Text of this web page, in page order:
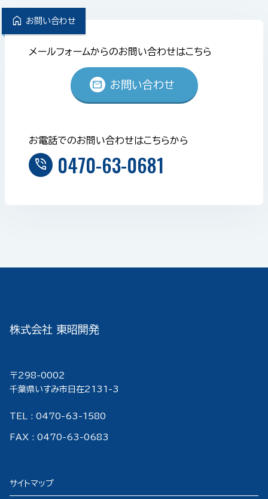
home お問い合わせ
メールフォームからのお問い合わせはこちら
mail お問い合わせ
お電話でのお問い合わせはこちらから
phone_in_talk 0470-63-0681
株式会社 東昭開発
〒298-000２
千葉県いすみ市日在2131-3
TEL : 0470-63-1580
FAX : 0470-63-0683
サイトマップ